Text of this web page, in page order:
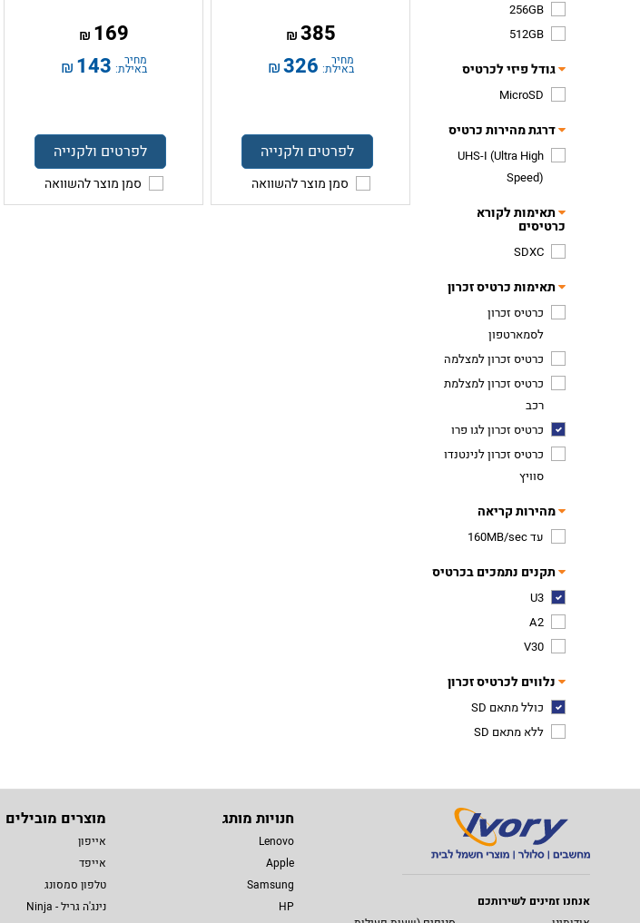
256GB
512GB
גודל פיזי לכרטיס
MicroSD
דרגת מהירות כרטיס
UHS-I (Ultra High
Speed)
תאימות לקורא
כרטיסים
SDXC
תאימות כרטיס זכרון
כרטיס זכרון
לסמארטפון
כרטיס זכרון למצלמה
כרטיס זכרון למצלמת
רכב
כרטיס זכרון לגו פרו
כרטיס זכרון לנינטנדו
סוויץ
מהירות קריאה
עד 160MB/sec
תקנים נתמכים בכרטיס
U3
A2
V30
נלווים לכרטיס זכרון
כולל מתאם SD
ללא מתאם SD
385
₪
מחיר
באילת: 326
₪
לפרטים ולקנייה
סמן מוצר להשוואה
169
₪
מחיר
באילת: 143
₪
לפרטים ולקנייה
סמן מוצר להשוואה
אנחנו זמינים לשירותכם
חנויות מותג
Lenovo
Apple
Samsung
HP
מוצרים מובילים
אייפון
אייפד
טלפון סמסונג
נינג'ה גריל - Ninja